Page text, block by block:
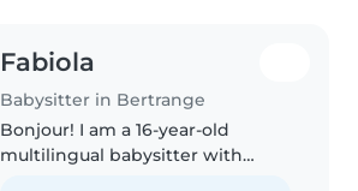
Fabiola
Babysitter in Bertrange
Bonjour! I am a 16-year-old
multilingual babysitter with